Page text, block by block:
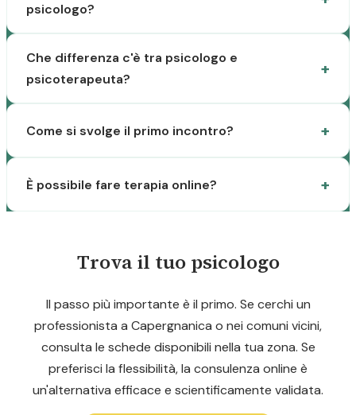
psicologo?
Che differenza c'è tra psicologo e
psicoterapeuta?
Come si svolge il primo incontro?
È possibile fare terapia online?
Trova il tuo psicologo
Il passo più importante è il primo. Se cerchi un
professionista a Capergnanica o nei comuni vicini,
consulta le schede disponibili nella tua zona. Se
preferisci la flessibilità, la consulenza online è
un'alternativa efficace e scientificamente validata.